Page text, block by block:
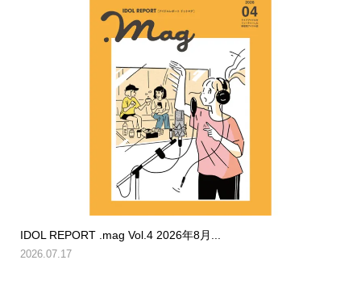
IDOL REPORT .mag Vol.4 2026年8月...
2026.07.17